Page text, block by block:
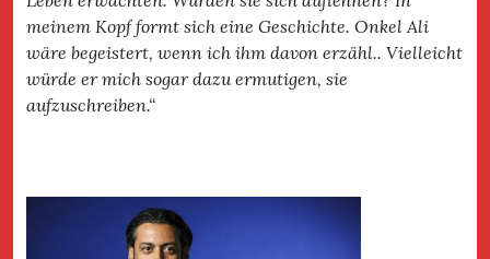
meinem Kopf formt sich eine Geschichte. Onkel Ali
wäre begeistert, wenn ich ihm davon erzähl.. Vielleicht
würde er mich sogar dazu ermutigen, sie
aufzuschreiben.“